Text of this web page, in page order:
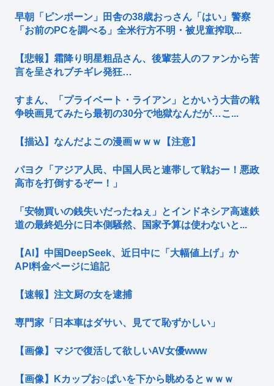
早朝「ピンポーン」田舎の38歳おっさん「はい」警察
「お前のPCを調べる」全米行方不明・被児童搾取...
【悲報】霜降り明星粗品さん、後輩芸人のファンから苦
言を呈されブチギレ発狂…
すまん、「プライベート・ライアン」とかいう大昔の戦
争映画見てみたら最初の30分で地獄なんだが…こ...
【描込】なんだよこの漫画ｗｗｗ【注意】
パヨク「アジア人民、中国人民と連帯して戦おー！悪政
高市を打倒するぞー！」
「安物買いの銭失いだったねぇ」とインドネシア高速鉄
道の最終処分に日本側騒然、国家予算は使わないと...
【AI】中国DeepSeek、近日中に「大幅値上げ」か
API料金ページに追記
【速報】注文厨の女を逮捕
専門家「日本車はダサい、見てて恥ずかしい」
【画像】マジで復活して欲しいAV女優www
【画像】Kカップお○ぱいを下から眺めるとｗｗｗ